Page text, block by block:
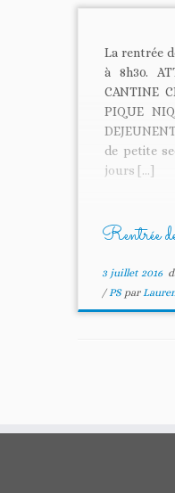
La rentrée
à 8h30.
CANTINE
PIQUE
de petite
jours […]
Rentrée
3 juillet 2016
/PS par